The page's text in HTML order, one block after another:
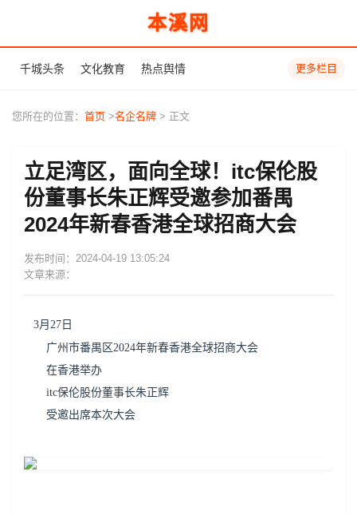
本溪网
千城头条 文化教育 热点舆情 更多栏目
您所在的位置： 首页 >名企名牌 > 正文
立足湾区，面向全球！itc保伦股
份董事长朱正辉受邀参加番禺
2024年新春香港全球招商大会
发布时间：2024-04-19 13:05:24
文章来源：
3月27日
广州市番禺区2024年新春香港全球招商大会
在香港举办
itc保伦股份董事长朱正辉
受邀出席本次大会